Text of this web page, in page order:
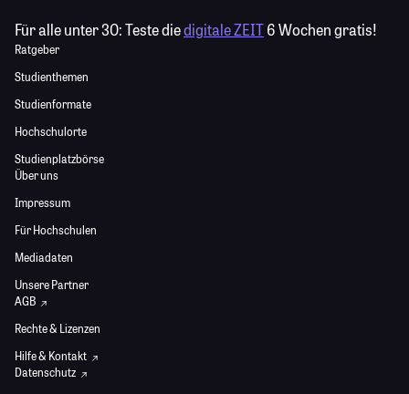
Für alle unter 30:Teste diedigitale ZEIT6 Wochen gratis!
Ratgeber
Studienthemen
Studienformate
Hochschulorte
Studienplatzbörse
Über uns
Impressum
Für Hochschulen
Mediadaten
Unsere Partner
AGB
Rechte & Lizenzen
Hilfe & Kontakt
Datenschutz